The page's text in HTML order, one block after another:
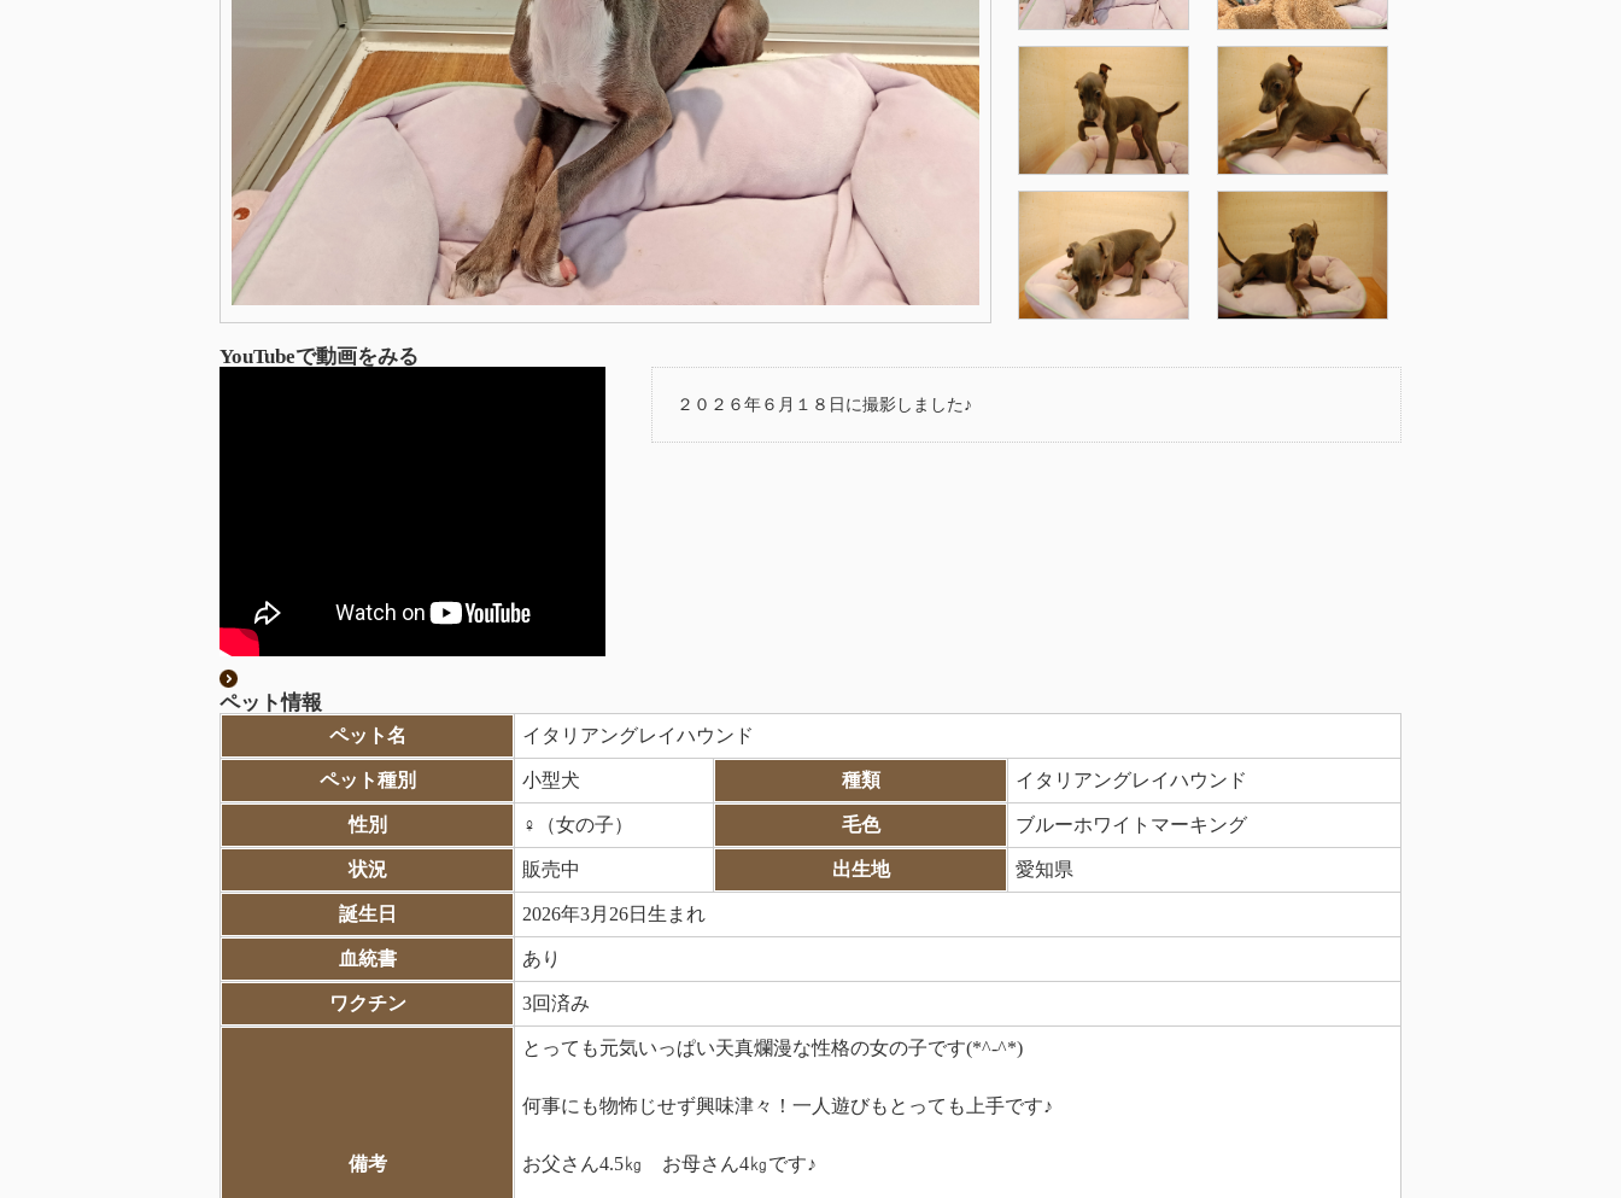
YouTubeで動画をみる
２０２６年６月１８日に撮影しました♪
ペット情報
ペット名 イタリアングレイハウンド
ペット種別 小型犬 種類 イタリアングレイハウンド
性別 ♀（女の子） 毛色 ブルーホワイトマーキング
状況 販売中 出生地 愛知県
誕生日 2026年3月26日生まれ
血統書 あり
ワクチン 3回済み
備考
とっても元気いっぱい天真爛漫な性格の女の子です(*^-^*)
何事にも物怖じせず興味津々！一人遊びもとっても上手です♪
お父さん4.5㎏ お母さん4㎏です♪